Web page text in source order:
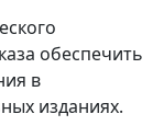
обеспечить
в
изданиях.